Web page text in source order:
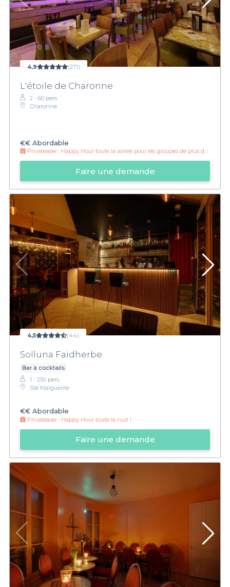
4,9 (271)
L'étoile de Charonne
2 - 60 pers.
Charonne
€€ Abordable
Privateaser : Happy Hour toute la soirée pour les groupes de plus de 15 !
Faire une demande
4,5 (44)
Solluna Faidherbe
Bar à cocktails
1 - 250 pers.
Ste Marguerite
€€ Abordable
Privateaser : Happy Hour toute la nuit !
Faire une demande